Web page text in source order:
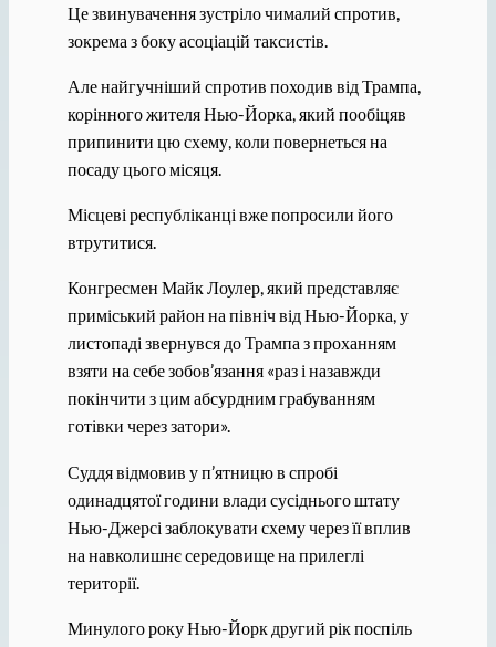
Це звинувачення зустріло чималий спротив,
зокрема з боку асоціацій таксистів.
Але найгучніший спротив походив від Трампа,
корінного жителя Нью-Йорка, який пообіцяв
припинити цю схему, коли повернеться на
посаду цього місяця.
Місцеві республіканці вже попросили його
втрутитися.
Конгресмен Майк Лоулер, який представляє
приміський район на північ від Нью-Йорка, у
листопаді звернувся до Трампа з проханням
взяти на себе зобов’язання «раз і назавжди
покінчити з цим абсурдним грабуванням
готівки через затори».
Суддя відмовив у п’ятницю в спробі
одинадцятої години влади сусіднього штату
Нью-Джерсі заблокувати схему через її вплив
на навколишнє середовище на прилеглі
території.
Минулого року Нью-Йорк другий рік поспіль